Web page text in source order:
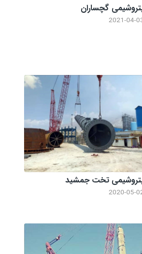
گچساران
2021-04-
تخت جمشید
2020-05-